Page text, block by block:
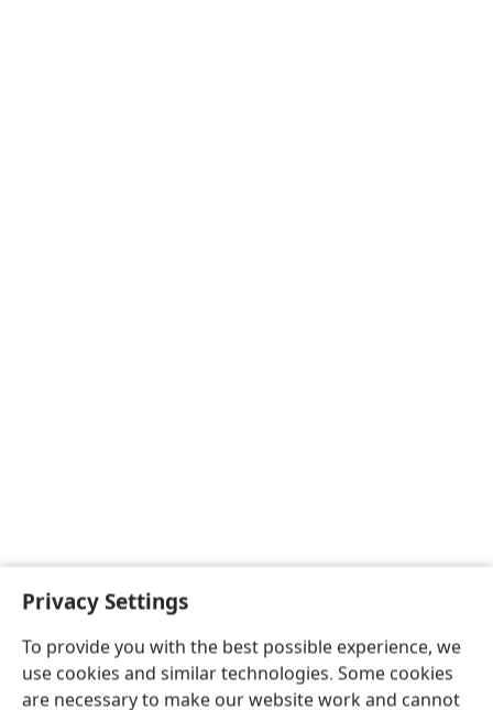
Privacy Settings
To provide you with the best possible experience, we
use cookies and similar technologies. Some cookies
are necessary to make our website work and cannot